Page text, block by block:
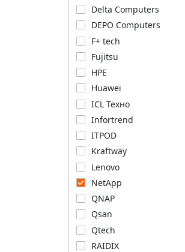
Delta Computers
DEPO Computers
F+ tech
Fujitsu
HPE
Huawei
ICL Техно
Infortrend
ITPOD
Kraftway
Lenovo
NetApp
QNAP
Qsan
Qtech
RAIDIX